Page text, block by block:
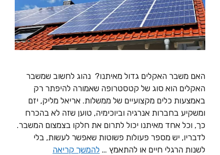
האם משבר האקלים גדול מאיתנו? נהוג לחשוב שמשבר
האקלים הוא סוג של קטסטרופה שאמורה להיפתר רק
באמצעות כלים מקצועיים של ממשלות. אריאל מליק, יזם
ומשקיע בחברות אנרגיה וביוכימיה, טוען שזה לא בהכרח
כך, וכל אחד מאיתנו יכול לתרום את חלקו בצמצום המשבר.
לדבריו, יש מספר פעולות פשוטות שאפשר לעשות, בלי
לשנות הרגלי חיים או להתאמץ … להמשך קריאה